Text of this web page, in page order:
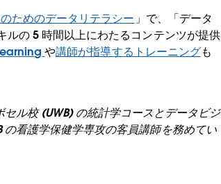
ためのデータリテラシー 」で、「データ
ルの 5 時間以上にわたるコンテンツが提供
や講師が指導するトレーニングも
ル校 (UWB) の統計学コースとデータビジ
看護学保健学専攻の客員講師を務めてい